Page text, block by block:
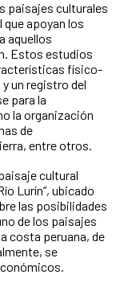
paisajes culturales
apoyan los
aquellos
Estos estudios
físico-
un registro del
para la
la organización
de
entre otros.
cultural
Lurín”, ubicado
las posibilidades
de los paisajes
costa peruana, de
se